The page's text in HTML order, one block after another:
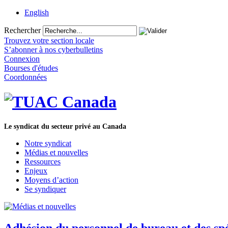
English
Rechercher
Trouvez votre section locale
S’abonner à nos cyberbulletins
Connexion
Bourses d'études
Coordonnées
Le syndicat du secteur privé au Canada
Notre syndicat
Médias et nouvelles
Ressources
Enjeux
Moyens d’action
Se syndiquer